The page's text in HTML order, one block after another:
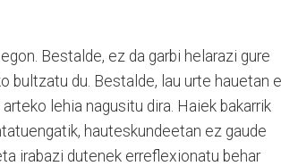
Bestalde, ez da garbi helarazi gure
bultzatu du. Bestalde, lau urte hauetan
lehia nagusitu dira. Haiek bakarrik
hauteskundeetan ez gaude
irabazi dutenek erreflexionatu behar